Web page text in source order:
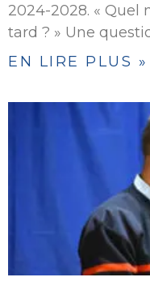
2024-2028. « Quel
tard ? » Une
EN LIRE PLUS »